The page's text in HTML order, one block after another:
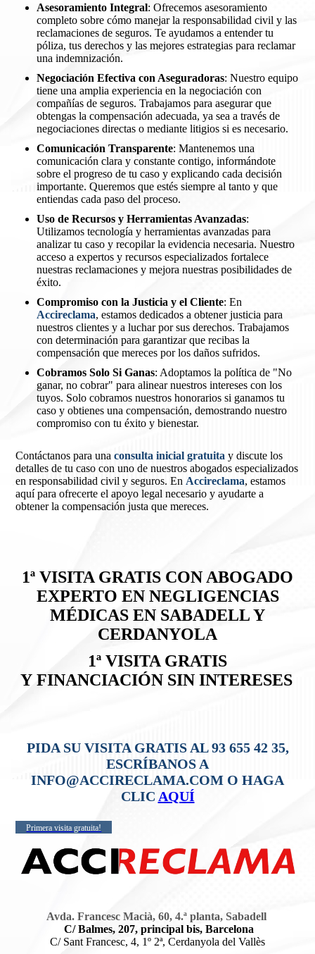
Asesoramiento Integral: Ofrecemos asesoramiento
completo sobre cómo manejar la responsabilidad civil y las
reclamaciones de seguros. Te ayudamos a entender tu
póliza, tus derechos y las mejores estrategias para reclamar
una indemnización.
Negociación Efectiva con Aseguradoras: Nuestro equipo
tiene una amplia experiencia en la negociación con
compañías de seguros. Trabajamos para asegurar que
obtengas la compensación adecuada, ya sea a través de
negociaciones directas o mediante litigios si es necesario.
Comunicación Transparente: Mantenemos una
comunicación clara y constante contigo, informándote
sobre el progreso de tu caso y explicando cada decisión
importante. Queremos que estés siempre al tanto y que
entiendas cada paso del proceso.
Uso de Recursos y Herramientas Avanzadas:
Utilizamos tecnología y herramientas avanzadas para
analizar tu caso y recopilar la evidencia necesaria. Nuestro
acceso a expertos y recursos especializados fortalece
nuestras reclamaciones y mejora nuestras posibilidades de
éxito.
Compromiso con la Justicia y el Cliente: En
Accireclama, estamos dedicados a obtener justicia para
nuestros clientes y a luchar por sus derechos. Trabajamos
con determinación para garantizar que recibas la
compensación que mereces por los daños sufridos.
Cobramos Solo Si Ganas: Adoptamos la política de "No
ganar, no cobrar" para alinear nuestros intereses con los
tuyos. Solo cobramos nuestros honorarios si ganamos tu
caso y obtienes una compensación, demostrando nuestro
compromiso con tu éxito y bienestar.
Contáctanos para unaconsulta inicial gratuita y discute los
detalles de tu caso con uno de nuestros abogados especializados
en responsabilidad civil y seguros. En Accireclama, estamos
aquí para ofrecerte el apoyo legal necesario y ayudarte a
obtener la compensación justa que mereces.
1ª VISITA GRATIS CON ABOGADO
EXPERTO EN NEGLIGENCIAS
MÉDICAS EN SABADELL Y
CERDANYOLA
1ª VISITA GRATIS
Y FINANCIACIÓN SIN INTERESES
PIDA SU VISITA GRATIS AL 93 655 42 35,
ESCRÍBANOS A
INFO@ACCIRECLAMA.COM O HAGA
CLIC AQUÍ
Primera visita gratuita!
Avda. Francesc Macià, 60, 4.ª planta, Sabadell
C/ Balmes, 207, principal bis, Barcelona
C/ Sant Francesc, 4, 1º 2ª, Cerdanyola del Vallès